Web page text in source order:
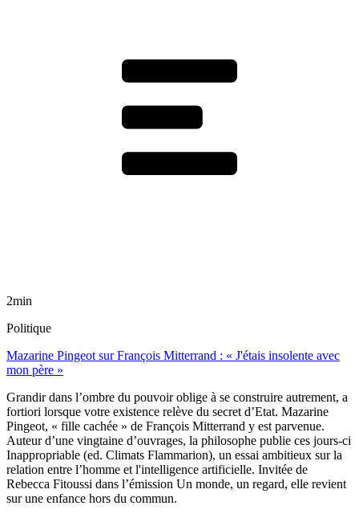
2min
Politique
Mazarine Pingeot sur François Mitterrand : « J'étais insolente avec
mon père »
Grandir dans l’ombre du pouvoir oblige à se construire autrement, a
fortiori lorsque votre existence relève du secret d’Etat. Mazarine
Pingeot, « fille cachée » de François Mitterrand y est parvenue.
Auteur d’une vingtaine d’ouvrages, la philosophe publie ces jours-ci
Inappropriable (ed. Climats Flammarion), un essai ambitieux sur la
relation entre l’homme et l'intelligence artificielle. Invitée de
Rebecca Fitoussi dans l’émission Un monde, un regard, elle revient
sur une enfance hors du commun.